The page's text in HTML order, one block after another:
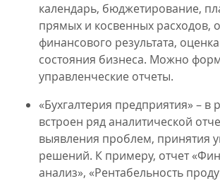
календарь, бюджетирование,
прямых и косвенных расходов,
финансового результата,
состояния бизнеса. Можно
управленческие отчеты.
«Бухгалтерия предприятия» – в
встроен ряд аналитической
выявления проблем, принятия
решений. К примеру, отчет
анализ», «Рентабельность